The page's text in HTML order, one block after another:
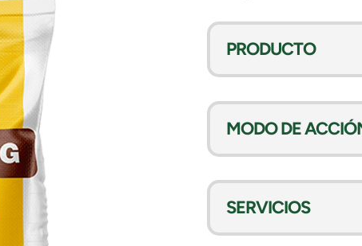
PRODUCTO
MODO DE
SERVICIOS